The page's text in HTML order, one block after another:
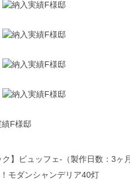
】ビュッフェ-（製作日数：3ヶ
モダンシャンデリア40灯